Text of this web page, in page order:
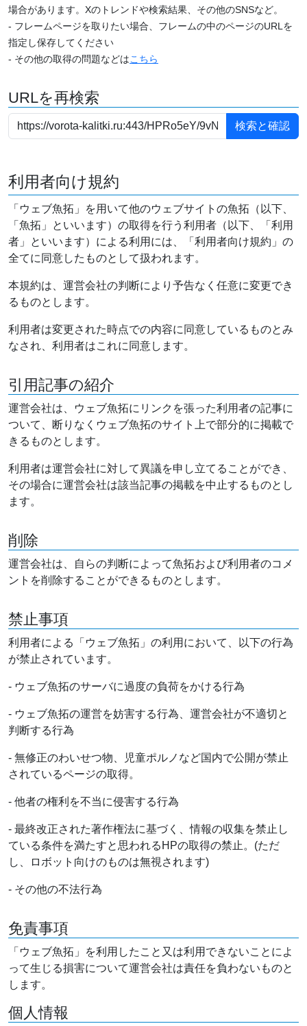
場合があります。Xのトレンドや検索結果、その他のSNSなど。
- フレームページを取りたい場合、フレームの中のページのURLを
指定し保存してください
- その他の取得の問題などはこちら
URLを再検索
利用者向け規約
「ウェブ魚拓」を用いて他のウェブサイトの魚拓（以下、
「魚拓」といいます）の取得を行う利用者（以下、「利用
者」といいます）による利用には、「利用者向け規約」の
全てに同意したものとして扱われます。
本規約は、運営会社の判断により予告なく任意に変更でき
るものとします。
利用者は変更された時点での内容に同意しているものとみ
なされ、利用者はこれに同意します。
引用記事の紹介
運営会社は、ウェブ魚拓にリンクを張った利用者の記事に
ついて、断りなくウェブ魚拓のサイト上で部分的に掲載で
きるものとします。
利用者は運営会社に対して異議を申し立てることができ、
その場合に運営会社は該当記事の掲載を中止するものとし
ます。
削除
運営会社は、自らの判断によって魚拓および利用者のコメ
ントを削除することができるものとします。
禁止事項
利用者による「ウェブ魚拓」の利用において、以下の行為
が禁止されています。
- ウェブ魚拓のサーバに過度の負荷をかける行為
- ウェブ魚拓の運営を妨害する行為、運営会社が不適切と
判断する行為
- 無修正のわいせつ物、児童ポルノなど国内で公開が禁止
されているページの取得。
- 他者の権利を不当に侵害する行為
- 最終改正された著作権法に基づく、情報の収集を禁止し
ている条件を満たすと思われるHPの取得の禁止。(ただ
し、ロボット向けのものは無視されます)
- その他の不法行為
免責事項
「ウェブ魚拓」を利用したこと又は利用できないことによ
って生じる損害について運営会社は責任を負わないものと
します。
個人情報